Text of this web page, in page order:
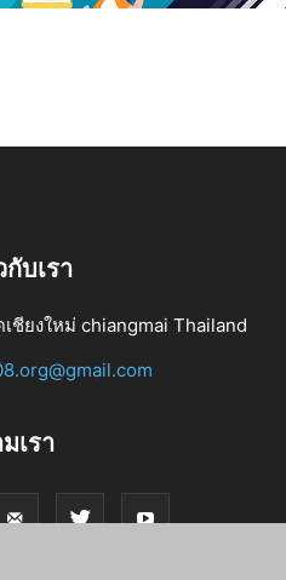
กับเรา
ชียงใหม่ chiangmai Thailand
เรา